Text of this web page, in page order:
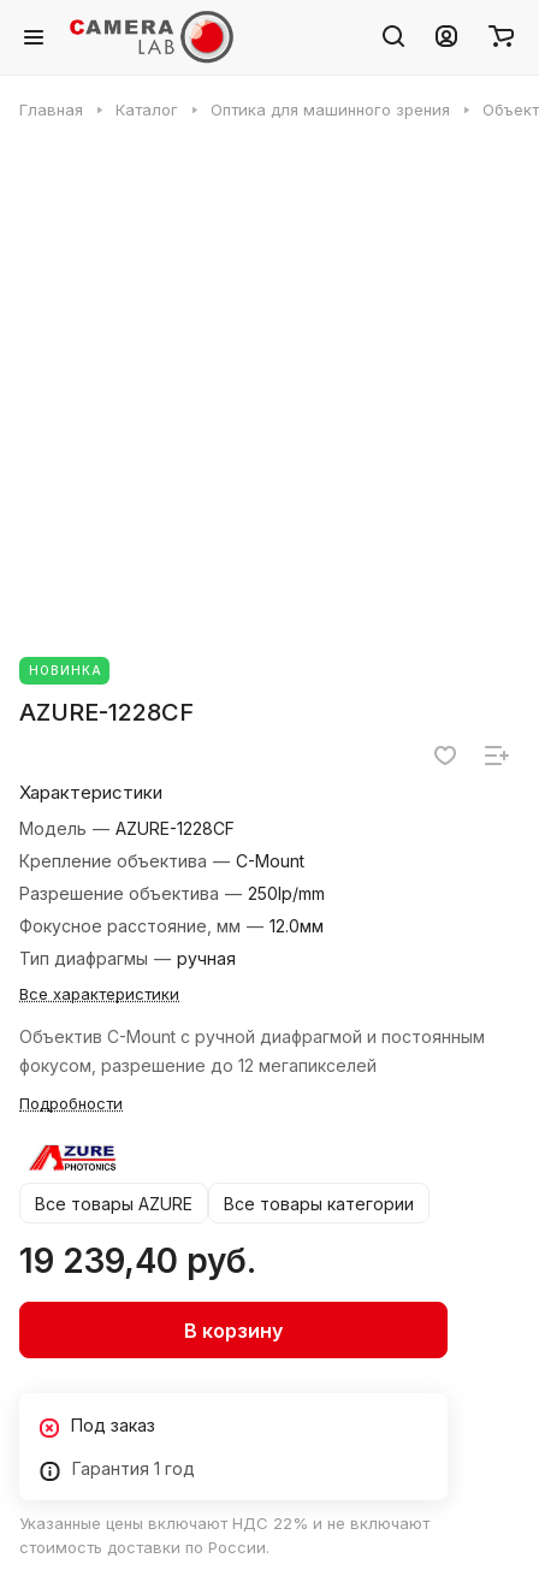
Главная Каталог Оптика для машинного зрения
НОВИНКА
AZURE-1228CF
Характеристики
Модель — AZURE-1228CF
Крепление объектива — C-Mount
Разрешение объектива — 250lp/mm
Фокусное расстояние, мм — 12.0мм
Тип диафрагмы — ручная
Все характеристики
Объектив C-Mount с ручной диафрагмой и постоянным
фокусом, разрешение до 12 мегапикселей
Подробности
Все товары AZURE Все товары категории
19 239,40 руб.
В корзину
Под заказ
Гарантия 1 год
Указанные цены включают НДС 22% и не включают
стоимость доставки по России.